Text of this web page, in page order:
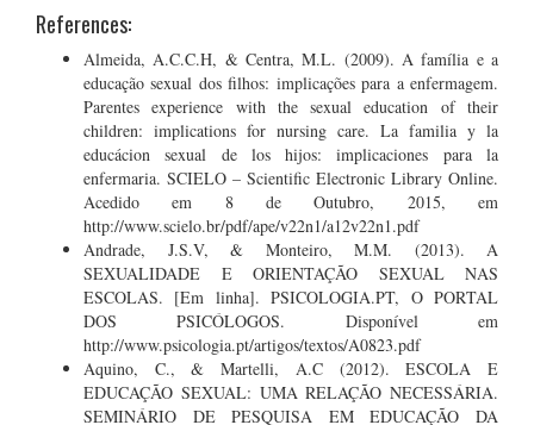
References:
Almeida, A.C.C.H, & Centra, M.L. (2009). A família e a
educação sexual dos filhos: implicações para a enfermagem.
Parentes experience with the sexual education of their
children: implications for nursing care. La familia y la
educácion sexual de los hijos: implicaciones para la
enfermaria. SCIELO – Scientific Electronic Library Online.
Acedido em 8 de Outubro, 2015, em
http://www.scielo.br/pdf/ape/v22n1/a12v22n1.pdf
Andrade, J.S.V, & Monteiro, M.M. (2013). A
SEXUALIDADE E ORIENTAÇÃO SEXUAL NAS
ESCOLAS. [Em linha]. PSICOLOGIA.PT, O PORTAL
DOS PSICÓLOGOS. Disponível em
http://www.psicologia.pt/artigos/textos/A0823.pdf
Aquino, C., & Martelli, A.C (2012). ESCOLA E
EDUCAÇÃO SEXUAL: UMA RELAÇÃO NECESSÁRIA.
SEMINÁRIO DE PESQUISA EM EDUCAÇÃO DA